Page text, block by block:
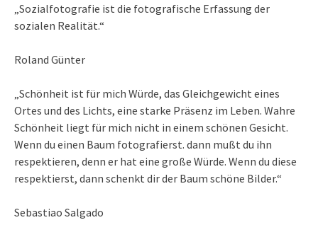
„Sozialfotografie ist die fotografische Erfassung der
sozialen Realität.“
Roland Günter
„Schönheit ist für mich Würde, das Gleichgewicht eines
Ortes und des Lichts, eine starke Präsenz im Leben. Wahre
Schönheit liegt für mich nicht in einem schönen Gesicht.
Wenn du einen Baum fotografierst. dann mußt du ihn
respektieren, denn er hat eine große Würde. Wenn du diese
respektierst, dann schenkt dir der Baum schöne Bilder.“
Sebastiao Salgado